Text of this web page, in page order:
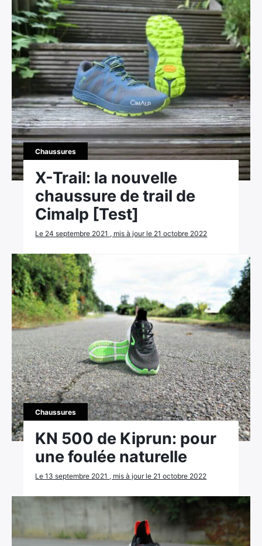
Chaussures
X-Trail: la nouvelle
chaussure de trail de
Cimalp [Test]
Le 24 septembre 2021 , mis à jour le 21 octobre 2022
Chaussures
KN 500 de Kiprun: pour
une foulée naturelle
Le 13 septembre 2021 , mis à jour le 21 octobre 2022